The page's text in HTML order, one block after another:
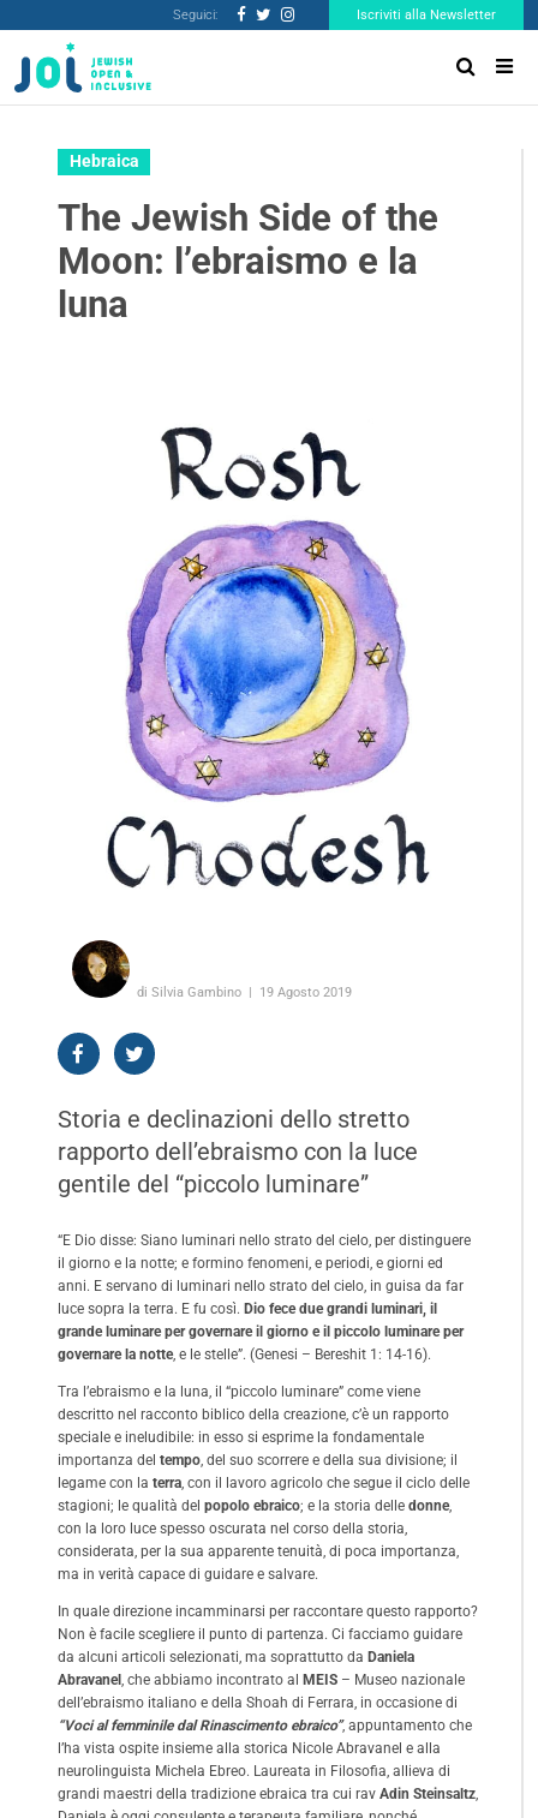
Seguici: Iscriviti alla Newsletter
Hebraica
The Jewish Side of the
Moon: l’ebraismo e la
luna
di Silvia Gambino 19 Agosto 2019
Storia e declinazioni dello stretto
rapporto dell’ebraismo con la luce
gentile del “piccolo luminare”
“E Dio disse: Siano luminari nello strato del cielo, per distinguere
il giorno e la notte; e formino fenomeni, e periodi, e giorni ed
anni. E servano di luminari nello strato del cielo, in guisa da far
luce sopra la terra. E fu così. Dio fece due grandi luminari, il
grande luminare per governare il giorno e il piccolo luminare per
governare la notte, e le stelle”. (Genesi – Bereshit 1: 14-16).
Tra l’ebraismo e la luna, il “piccolo luminare” come viene
descritto nel racconto biblico della creazione, c’è un rapporto
speciale e ineludibile: in esso si esprime la fondamentale
importanza del tempo , del suo scorrere e della sua divisione; il
legame con la terra , con il lavoro agricolo che segue il ciclo delle
stagioni; le qualità del popolo ebraico; e la storia delle donne,
con la loro luce spesso oscurata nel corso della storia,
considerata, per la sua apparente tenuità, di poca importanza,
ma in verità capace di guidare e salvare.
In quale direzione incamminarsi per raccontare questo rapporto?
Non è facile scegliere il punto di partenza. Ci facciamo guidare
da alcuni articoli selezionati, ma soprattutto da Daniela
Abravanel , che abbiamo incontrato al MEIS – Museo nazionale
dell’ebraismo italiano e della Shoah di Ferrara, in occasione di
“Voci al femminile dal Rinascimento ebraico”, appuntamento che
l’ha vista ospite insieme alla storica Nicole Abravanel e alla
neurolinguista Michela Ebreo. Laureata in Filosofia, allieva di
grandi maestri della tradizione ebraica tra cui rav Adin Steinsaltz